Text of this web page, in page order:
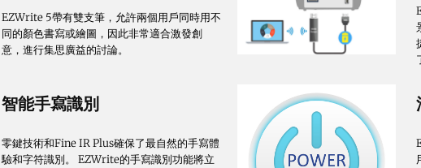
EZWrite 5帶有雙支筆，允許兩個用戶同時用不
同的顏色書寫或繪圖，因此非常適合激發創
意，進行集思廣益的討論。
智能手寫識別
零鍵技術和Fine IR Plus確保了最自然的手寫體
驗和字符識別。 EZWrite的手寫識別功能將立